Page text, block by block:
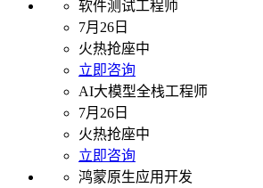
软件测试工程师
7月26日
火热抢座中
立即咨询
AI大模型全栈工程师
7月26日
火热抢座中
立即咨询
鸿蒙原生应用开发